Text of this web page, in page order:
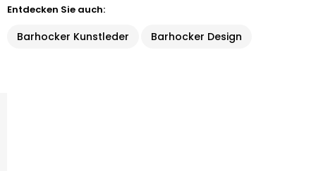
Entdecken Sie auch:
Barhocker Kunstleder Barhocker Design